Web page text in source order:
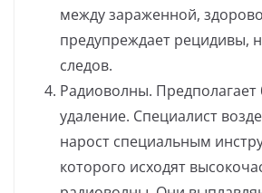
между зараженной,
предупреждает рецидивы,
следов.
Радиоволны. Предполагает
удаление. Специалист
нарост специальным
которого исходят